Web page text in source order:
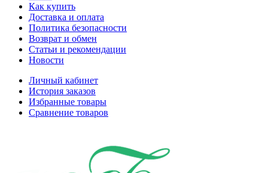
Как купить
Доставка и оплата
Политика безопасности
Возврат и обмен
Статьи и рекомендации
Новости
Личный кабинет
История заказов
Избранные товары
Сравнение товаров